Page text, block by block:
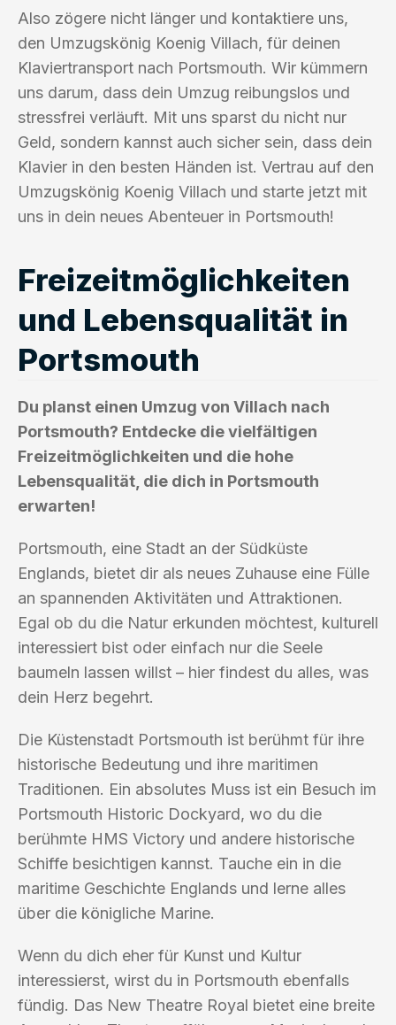
Also zögere nicht länger und kontaktiere uns,
den Umzugskönig Koenig Villach, für deinen
Klaviertransport nach Portsmouth. Wir kümmern
uns darum, dass dein Umzug reibungslos und
stressfrei verläuft. Mit uns sparst du nicht nur
Geld, sondern kannst auch sicher sein, dass dein
Klavier in den besten Händen ist. Vertrau auf den
Umzugskönig Koenig Villach und starte jetzt mit
uns in dein neues Abenteuer in Portsmouth!
Freizeitmöglichkeiten
und Lebensqualität in
Portsmouth
Du planst einen Umzug von Villach nach
Portsmouth? Entdecke die vielfältigen
Freizeitmöglichkeiten und die hohe
Lebensqualität, die dich in Portsmouth
erwarten!
Portsmouth, eine Stadt an der Südküste
Englands, bietet dir als neues Zuhause eine Fülle
an spannenden Aktivitäten und Attraktionen.
Egal ob du die Natur erkunden möchtest, kulturell
interessiert bist oder einfach nur die Seele
baumeln lassen willst – hier findest du alles, was
dein Herz begehrt.
Die Küstenstadt Portsmouth ist berühmt für ihre
historische Bedeutung und ihre maritimen
Traditionen. Ein absolutes Muss ist ein Besuch im
Portsmouth Historic Dockyard, wo du die
berühmte HMS Victory und andere historische
Schiffe besichtigen kannst. Tauche ein in die
maritime Geschichte Englands und lerne alles
über die königliche Marine.
Wenn du dich eher für Kunst und Kultur
interessierst, wirst du in Portsmouth ebenfalls
fündig. Das New Theatre Royal bietet eine breite